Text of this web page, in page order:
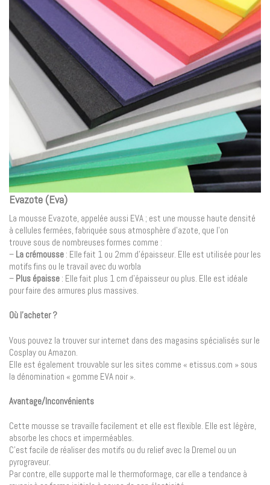
Evazote (Eva)
La mousse Evazote, appelée aussi EVA ; est une mousse haute densité
à cellules fermées, fabriquée sous atmosphère d’azote, que l’on
trouve sous de nombreuses formes comme :
– La crémousse : Elle fait 1 ou 2mm d’épaisseur. Elle est utilisée pour les
motifs fins ou le travail avec du worbla
– Plus épaisse : Elle fait plus 1 cm d’épaisseur ou plus. Elle est idéale
pour faire des armures plus massives.
Où l’acheter ?
Vous pouvez la trouver sur internet dans des magasins spécialisés sur le
Cosplay ou Amazon.
Elle est également trouvable sur les sites comme « etissus.com » sous
la dénomination « gomme EVA noir ».
Avantage/Inconvénients
Cette mousse se travaille facilement et elle est flexible. Elle est légère,
absorbe les chocs et imperméables.
C’est facile de réaliser des motifs ou du relief avec la Dremel ou un
pyrograveur.
Par contre, elle supporte mal le thermoformage, car elle a tendance à